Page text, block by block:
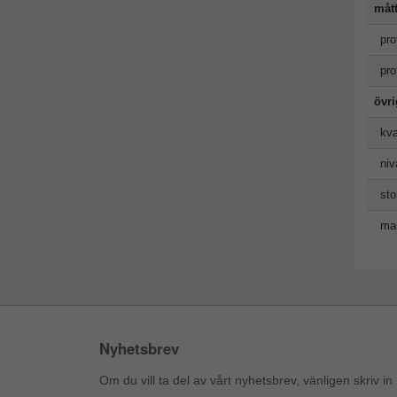
mått
Nyhetsbrev
Om du vill ta del av vårt nyhetsbrev, vänligen skriv in